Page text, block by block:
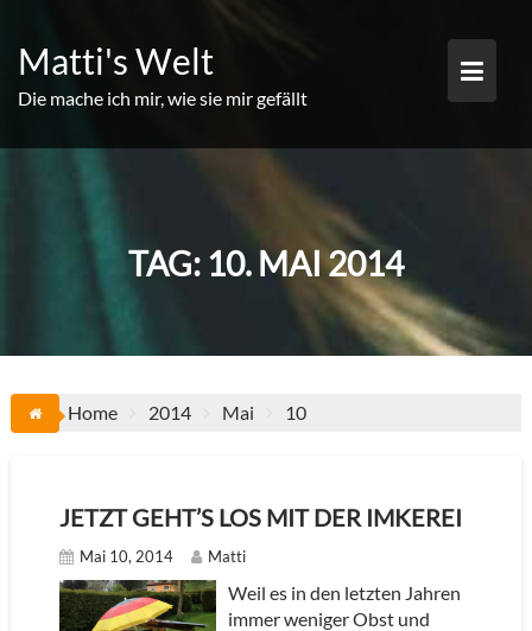
content
Matti's Welt
Die mache ich mir, wie sie mir gefällt
TAG: 10. MAI 2014
Home 2014 Mai 10
JETZT GEHT’S LOS MIT DER IMKEREI
Mai 10, 2014 Matti
Weil es in den letzten Jahren
immer weniger Obst und